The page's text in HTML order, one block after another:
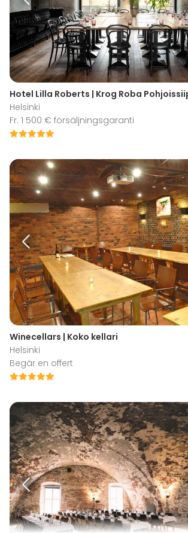
Hotel Lilla Roberts | Krog Roba
Helsinki
Fr. 1 500 € försäljningsgaranti
Winecellars | Koko kellari
Helsinki
Begär en offert